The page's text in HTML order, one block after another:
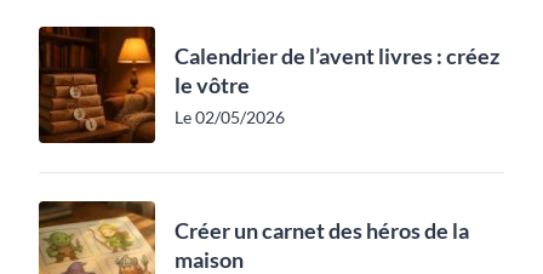
Calendrier de l’avent livres : créez
le vôtre
Le 02/05/2026
Créer un carnet des héros de la
maison